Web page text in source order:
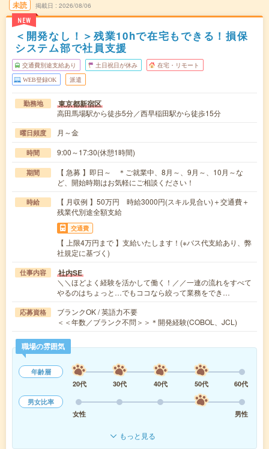
未読
NEW
掲載日 2026/08/06
＜開発なし！＞残業10hで在宅もできる！損保
システム部で社員支援
交通費別途支給あり 土日祝日が休み 在宅・リモート
WEB登録OK 派遣
勤務地 東京都新宿区
高田馬場駅から徒歩5分／西早稲田駅から徒歩15分
曜日頻度 月～金
時間 9:00～17:30(休憩1時間)
期間
【 急募 】即日～ ＊ご就業中、8月～、9月～、10月～な
ど、開始時期はお気軽にご相談ください！
時給
【 月収例 】50万円 時給3000円(スキル見合い)＋交通費＋
残業代別途全額支給
交通費
【 上限4万円まで 】支給いたします！(※バス代支給あり、弊
社規定に基づく)
仕事内容 社内SE
＼＼ほどよく経験を活かして働く！／／一連の流れをすべて
やるのはちょっと…でもココなら絞って業務をでき…
応募資格
ブランクOK / 英語力不要
＜＜年数／ブランク不問＞＞＊開発経験(COBOL、JCL)
職場の雰囲気
年齢層
20代
30代 40代 50代
60代
男女比率
女性
男性
もっと見る